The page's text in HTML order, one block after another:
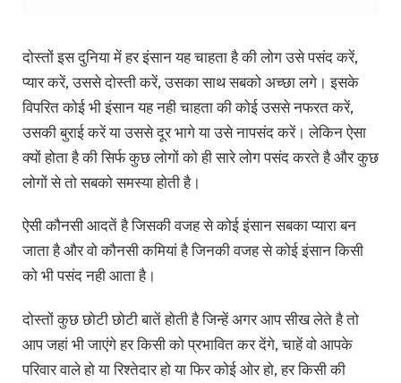
दोस्तों इस दुनिया में हर इंसान यह चाहता है की लोग उसे पसंद करें,
प्यार करें, उससे दोस्ती करें, उसका साथ सबको अच्छा लगे। इसके
विपरित कोई भी इंसान यह नही चाहता की कोई उससे नफरत करें,
उसकी बुराई करें या उससे दूर भागे या उसे नापसंद करें। लेकिन ऐसा
क्यों होता है की सिर्फ कुछ लोगों को ही सारे लोग पसंद करते है और कुछ
लोगों से तो सबको समस्या होती है।
ऐसी कौनसी आदतें है जिसकी वजह से कोई इंसान सबका प्यारा बन
जाता है और वो कौनसी कमियां है जिनकी वजह से कोई इंसान किसी
को भी पसंद नही आता है।
दोस्तों कुछ छोटी छोटी बातें होती है जिन्हें अगर आप सीख लेते है तो
आप जहां भी जाएंगे हर किसी को प्रभावित कर देंगे, चाहें वो आपके
परिवार वाले हो या रिश्तेदार हो या फिर कोई ओर हो, हर किसी की